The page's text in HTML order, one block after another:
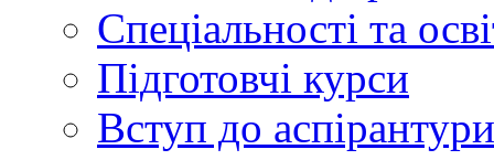
Спеціальності та
Підготовчі курси
Вступ до аспірантури